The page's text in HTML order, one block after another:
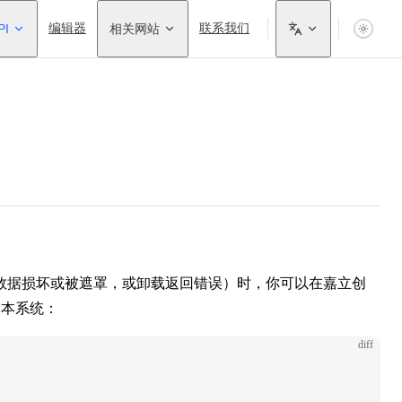
编辑器 相关网站 联系我们
损坏或被遮罩，或卸载返回错误）时，你可以在嘉立创
系统：
diff